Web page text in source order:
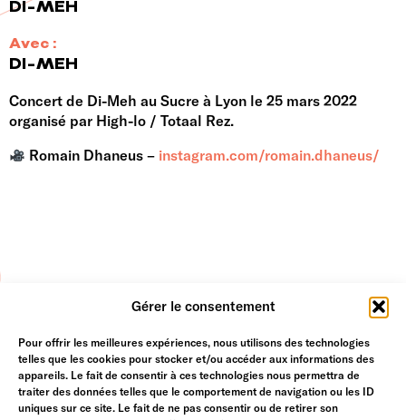
Gérer le consentement
Pour offrir les meilleures expériences, nous utilisons des technologies
telles que les cookies pour stocker et/ou accéder aux informations des
appareils. Le fait de consentir à ces technologies nous permettra de
traiter des données telles que le comportement de navigation ou les ID
uniques sur ce site. Le fait de ne pas consentir ou de retirer son
DI-MEH
Avec :
DI-MEH
Concert de Di-Meh au Sucre à Lyon le 25 mars 2022
organisé par High-lo / Totaal Rez.
Romain Dhaneus – instagram.com/romain.dhaneus/